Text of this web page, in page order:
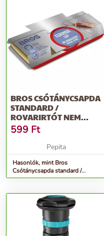
BROS CSÓTÁNYCSAPDA
STANDARD /
ROVARIRTÓT NEM
TARTALMAZ 15
DB/KARTON
599 Ft
Pepita
Hasonlók, mint Bros
Csótánycsapda standard /
rovarirtót nem tartalmaz 15